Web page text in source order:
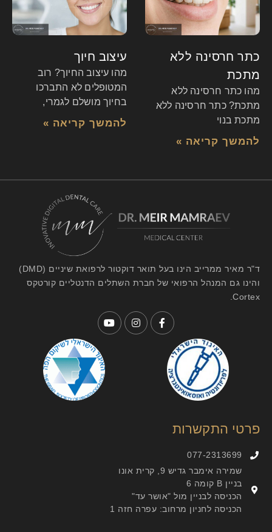
כתר חרסינה ללא
מתכת
מהו כתר חרסינה ללא
מתכת? כתר חרסינה ללא
מתכת בנוי
להמשך קריאה »
עיצוב חיוך
מהו עיצוב החיוך? רוב
המטופלים לא התברכו
בחיוך מושלם לגמרי,
להמשך קריאה »
פרטי התקשרות
077-2313699
שמירה אימבר גדיש 9, קרית אונו
בניין B קומה 6
הכניסה לבניין מול "אושר עד"
הכניסה לחניון מרחוב: עפרה חזה 1
ד"ר מאיר ממרייב הינו בעל תואר דוקטור לרפואת שיניים (DMD)
והינו גם המנהל הרפואי של חברת השתלים הדנטליים קורטקס
Cortex.